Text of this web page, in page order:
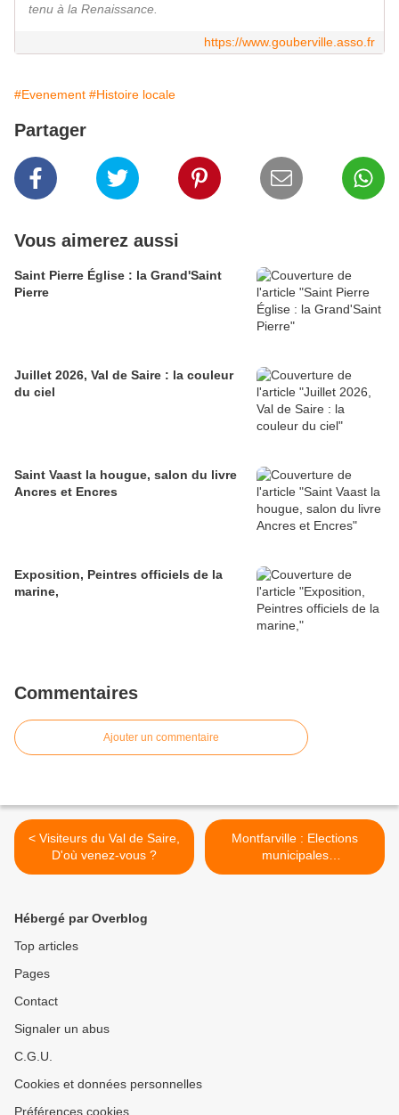
tenu à la Renaissance.
https://www.gouberville.asso.fr
#Evenement #Histoire locale
Partager
Vous aimerez aussi
Saint Pierre Église : la Grand'Saint
Pierre
Juillet 2026, Val de Saire : la couleur
du ciel
Saint Vaast la hougue, salon du livre
Ancres et Encres
Exposition, Peintres officiels de la
marine,
Commentaires
Ajouter un commentaire
< Visiteurs du Val de Saire,
D'où venez-vous ?
Montfarville : Elections
municipales
complémentaires >
Hébergé par Overblog
Top articles
Pages
Contact
Signaler un abus
C.G.U.
Cookies et données personnelles
Préférences cookies